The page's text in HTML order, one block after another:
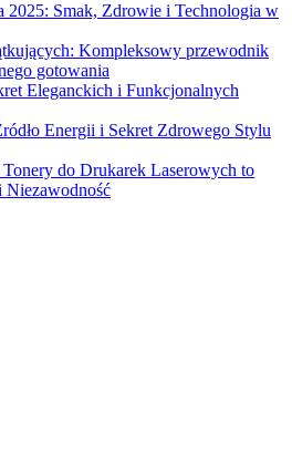
2025: Smak, Zdrowie i Technologia w
Kompleksowy przewodnik
gotowania
Eleganckich i Funkcjonalnych
Energii i Sekret Zdrowego Stylu
do Drukarek Laserowych to
Niezawodność